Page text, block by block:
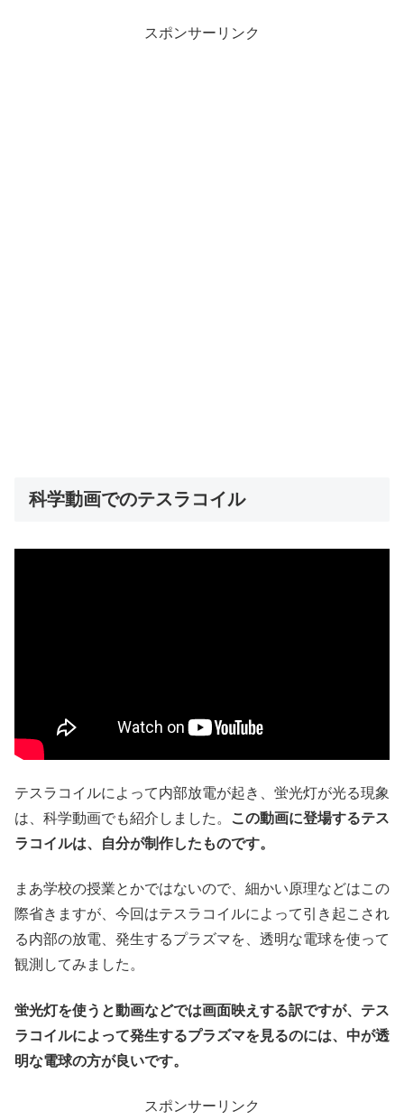
スポンサーリンク
科学動画でのテスラコイル
テスラコイルによって内部放電が起き、蛍光灯が光る現象
は、科学動画でも紹介しました。
この動画に登場するテス
ラコイルは、自分が制作したものです。
まあ学校の授業とかではないので、細かい原理などはこの
際省きますが、今回はテスラコイルによって引き起こされ
る内部の放電、発生するプラズマを、透明な電球を使って
観測してみました。
蛍光灯を使うと動画などでは画面映えする訳ですが、テス
ラコイルによって発生するプラズマを見るのには、中が透
明な電球の方が良いです。
スポンサーリンク